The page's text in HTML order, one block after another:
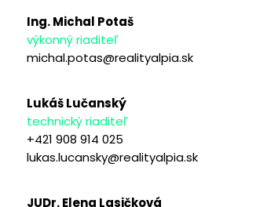
Ing. Michal Potaš
výkonný riaditeľ
michal.potas@realityalpia.sk
Lukáš Lučanský
technický riaditeľ
+421 908 914 025
lukas.lucansky@realityalpia.sk
JUDr. Elena Lasičková